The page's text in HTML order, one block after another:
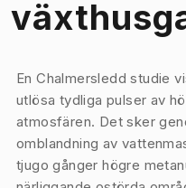
Bild 1 av 1
En Chalmersledd studie
utlösa tydliga pulser av
atmosfären. Det sker
omblandning av
tjugo gånger högre